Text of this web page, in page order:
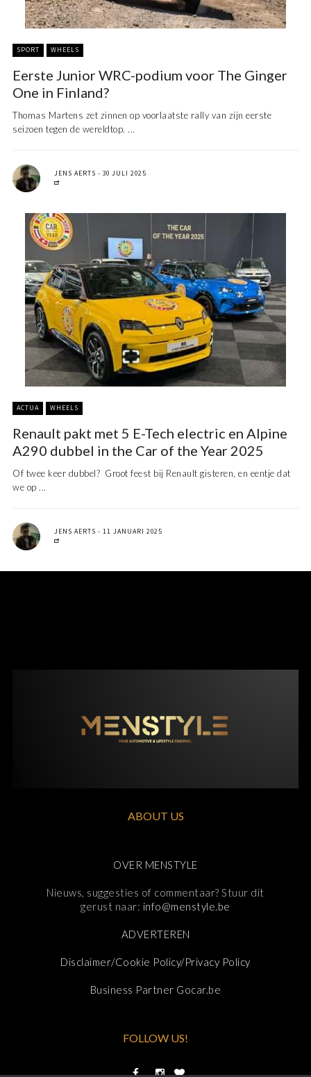
SPORT WHEELS
Eerste Junior WRC-podium voor The Ginger
One in Finland?
Thomas Martens zet zinnen op voorlaatste rally van zijn eerste
seizoen tegen de wereldtop. ...
JENS AERTS 30 JULI 2025
ACTUA WHEELS
Renault pakt met 5 E-Tech electric en Alpine
A290 dubbel in the Car of the Year 2025
Of twee keer dubbel? Groot feest bij Renault gisteren, en eentje dat
we op ...
JENS AERTS 11 JANUARI 2025
ABOUT US
OVER MENSTYLE
Nieuws, suggesties of commentaar? Stuur dit
gerust naar: info@menstyle.be
ADVERTEREN
Disclaimer/Cookie Policy/Privacy Policy
Business Partner Gocar.be
FOLLOW US!